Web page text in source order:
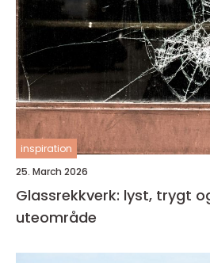
inspiration
25. March 2026
Glassrekkverk: lyst, trygt
uteområde